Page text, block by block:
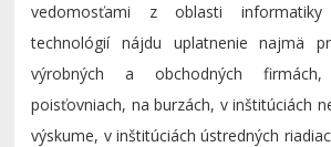
vedomosťami z oblasti
technológií nájdu uplatnenie najmä
výrobných a obchodných
poisťovniach, na burzách, v inštitúciách
výskume, v inštitúciách ústredných